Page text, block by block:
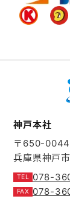
神戸本社
〒650-0044
兵庫県神戸
078-
078-